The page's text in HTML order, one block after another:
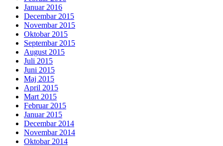
Januar 2016
Decembar 2015
Novembar 2015
Oktobar 2015
Septembar 2015
August 2015
Juli 2015
Juni 2015
Maj 2015
April 2015
Mart 2015
Februar 2015
Januar 2015
Decembar 2014
Novembar 2014
Oktobar 2014